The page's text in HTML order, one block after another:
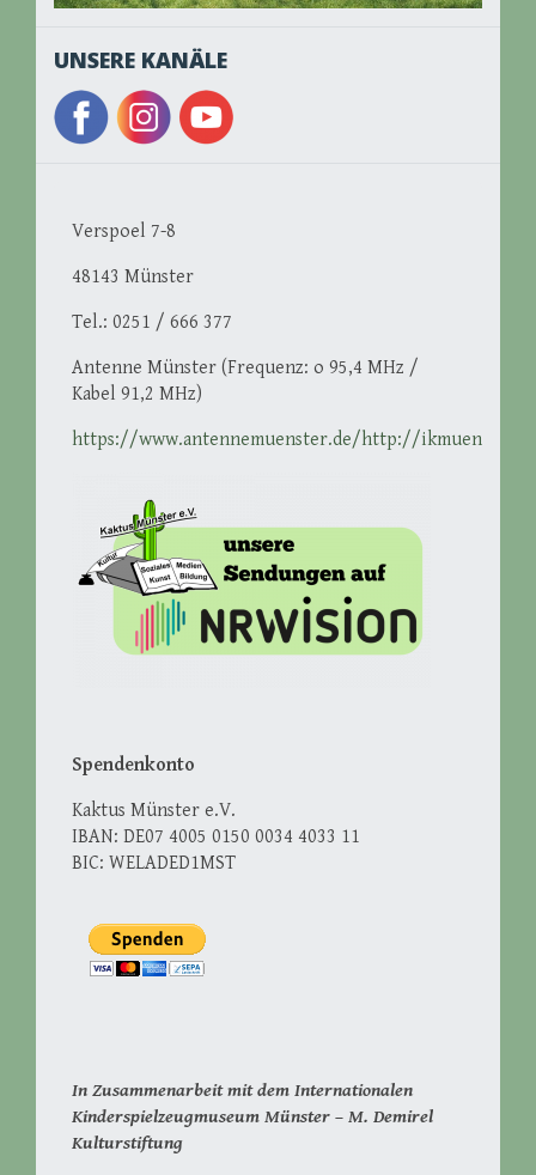
UNSERE KANÄLE
Verspoel 7-8
48143 Münster
Tel.: 0251 / 666 377
Antenne Münster (Frequenz: o 95,4 MHz /
Kabel 91,2 MHz)
https://www.antennemuenster.de/http://
Spendenkonto
Kaktus Münster e.V.
IBAN: DE07 4005 0150 0034 4033 11
BIC: WELADED1MST
In Zusammenarbeit mit dem Internationalen
Kinderspielzeugmuseum Münster – M. Demirel
Kulturstiftung